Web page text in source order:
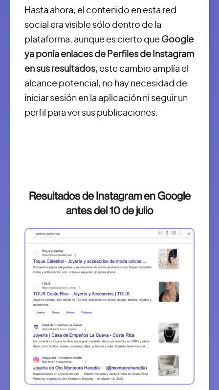
Hasta ahora, el contenido en esta red
social era visible sólo dentro de la
plataforma, aunque es cierto que Google
ya ponía enlaces de Perfiles de Instagram
en sus resultados, este cambio amplía el
alcance potencial, no hay necesidad de
iniciar sesión en la aplicación ni seguir un
perfil para ver sus publicaciones.
Resultados de Instagram en Google
antes del 10 de julio